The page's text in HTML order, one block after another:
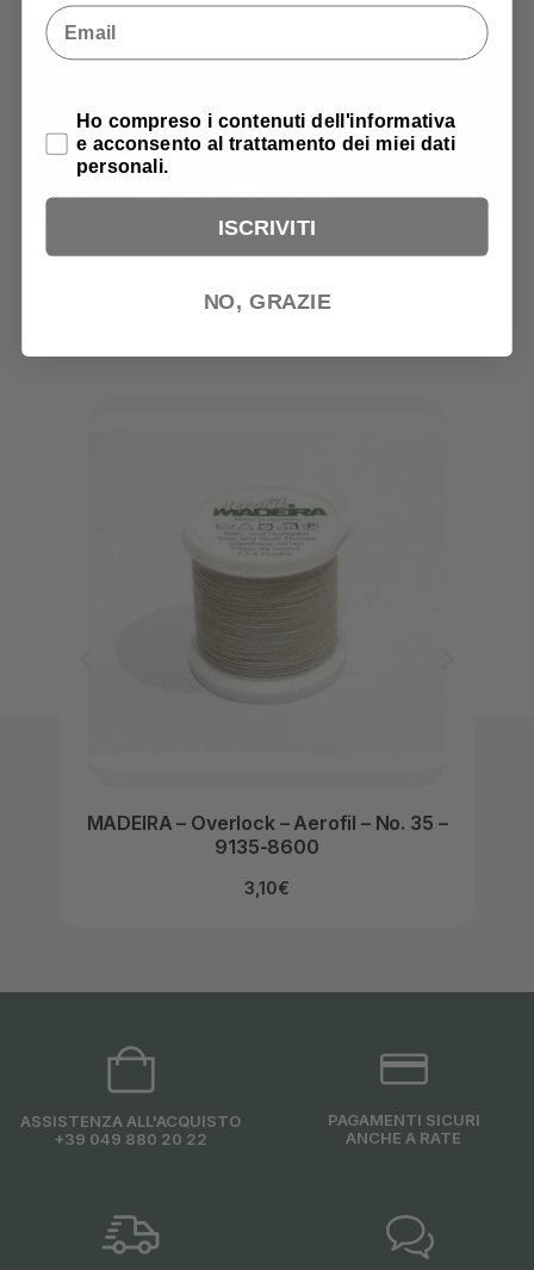
MADEIRA – Overlock – Aerofil – No. 35 –
9135-8600
3,10€
ASSISTENZA ALL'ACQUISTO
+39 049 880 20 22
PAGAMENTI SICURI
ANCHE A RATE
Email
Privacy Policy
Ho compreso i contenuti dell'informativa
e acconsento al trattamento dei miei dati
personali.
ISCRIVITI
NO, GRAZIE